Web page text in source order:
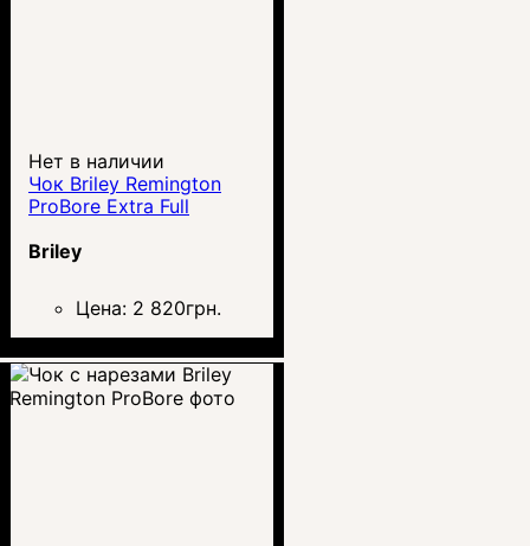
Нет в наличии
Чок Briley Remington
ProBore Extra Full
Briley
Цена: 2 820грн.